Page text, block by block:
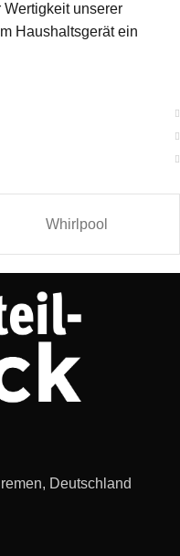
unserer
Haushaltsgerät ein
Whirlpool
Deutschland